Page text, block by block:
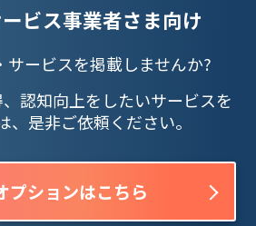
ビス事業者さま向け
サービスを掲載しませんか?
認知向上をしたいサービスを
、是非ご依頼ください。
プションはこちら